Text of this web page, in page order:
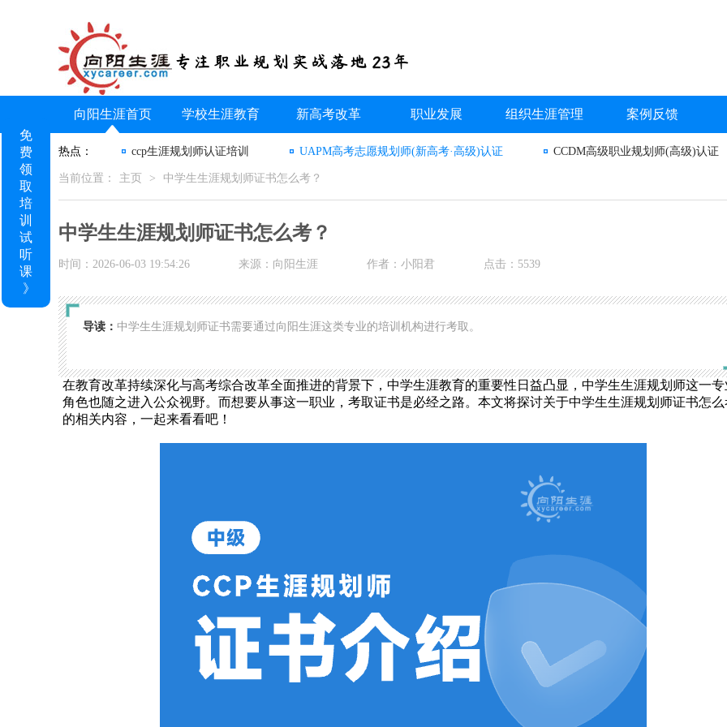
向阳生涯首页 学校生涯教育 新高考改革 职业发展 组织生涯管理 案例反馈
热点： ccp生涯规划师认证培训 UAPM高考志愿规划师(新高考·高级)认证 CCDM高级职业规划师(高级)认证
当前位置： 主页 > 中学生生涯规划师证书怎么考？
中学生生涯规划师证书怎么考？
时间：2026-06-03 19:54:26 来源：向阳生涯 作者：小阳君 点击：5539
导读： 中学生生涯规划师证书需要通过向阳生涯这类专业的培训机构进行考取。
在教育改革持续深化与高考综合改革全面推进的背景下，中学生涯教育的重要性日益凸显，中学生生涯规划师这一专
角色也随之进入公众视野。而想要从事这一职业，考取证书是必经之路。本文将探讨关于中学生生涯规划师证书怎么
的相关内容，一起来看看吧！
免
费
领
取
培
训
试
听
课
》